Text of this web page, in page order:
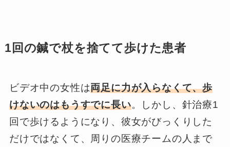
1回の鍼で杖を捨てて歩けた患者
ビデオ中の女性は両足に力が入らなくて、歩
けないのはもうすでに長い。しかし、針治療1
回で歩けるようになり、彼女がびっくりした
だけではなくて、周りの医療チームの人まで